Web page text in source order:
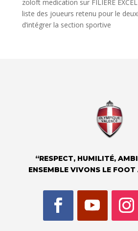
zoloft medication sur FILIÈRE
liste des joueurs retenu pour le
d’intégrer la section sportive
“RESPECT, HUMILITÉ,
ENSEMBLE VIVONS LE FOOT